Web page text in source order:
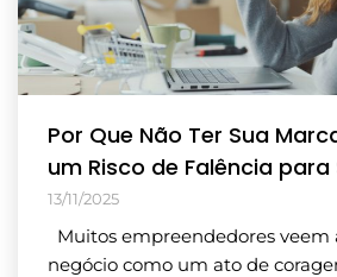
Por Que Não Ter Sua
um Risco de Falência para
13/11/2025
Muitos empreendedores veem
negócio como um ato de